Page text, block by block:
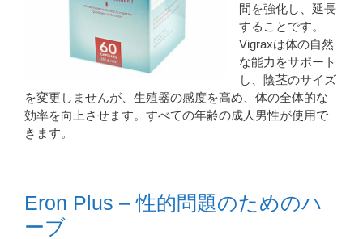
間を強化し、延長
することです。
Vigraxは体の自然
な能力をサポート
し、陰茎のサイズ
を変更しませんが、生殖器の感度を高め、体の全体的な
効率を向上させます。すべての年齢の成人男性が使用で
きます。
Eron Plus – 性的問題のためのハ
ーブ